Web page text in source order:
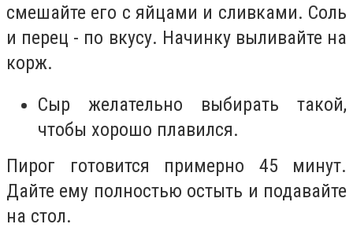
смешайте его с яйцами и сливками. Соль
и перец - по вкусу. Начинку выливайте на
корж.
Сыр желательно выбирать такой,
чтобы хорошо плавился.
Пирог готовится примерно 45 минут.
Дайте ему полностью остыть и подавайте
на стол.